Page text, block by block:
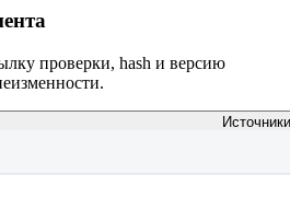
проверки, hash и версию